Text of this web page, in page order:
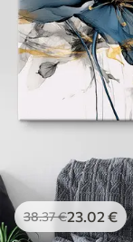
38.37€23.02 €